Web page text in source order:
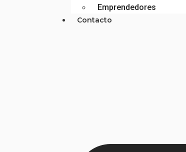
Emprendedores
Contacto